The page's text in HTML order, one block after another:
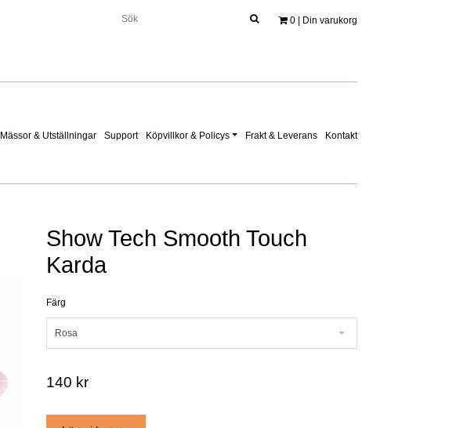
0 | Din varukorg
Mässor & Utställningar Support Köpvillkor & Policys Frakt & Leverans Kontakt
Show Tech Smooth Touch
Karda
Färg
Rosa
140 kr